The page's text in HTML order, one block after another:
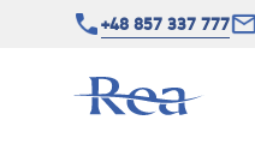
+48 857 337 777